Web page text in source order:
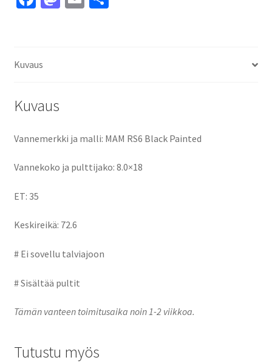
o
Kuvaus
Kuvaus
Vannemerkki ja malli: MAM RS6 Black Painted
Vannekoko ja pulttijako: 8.0×18
ET: 35
Keskireikä: 72.6
# Ei sovellu talviajoon
# Sisältää pultit
Tämän vanteen toimitusaika noin 1-2 viikkoa.
Tutustu myös